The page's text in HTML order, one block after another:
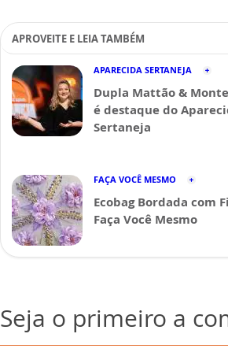
APROVEITE E LEIA TAMBÉM
APARECIDA SERTANEJA
Dupla Mattão &
é destaque do
Sertaneja
FAÇA VOCÊ MESMO
Ecobag Bordada com
Faça Você Mesmo
Seja o primeiro a